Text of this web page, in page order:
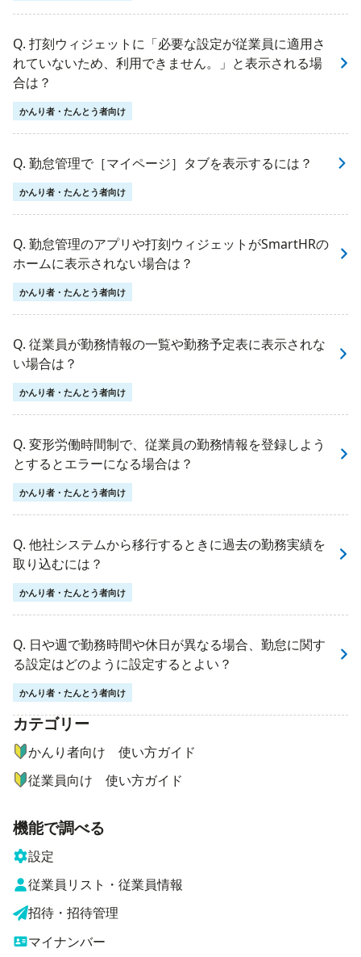
Q. 打刻ウィジェットに「必要な設定が従業員に適用さ
れていないため、利用できません。」と表示される場
合は？
かんり者・たんとう者向け
Q. 勤怠管理で［マイページ］タブを表示するには？
かんり者・たんとう者向け
Q. 勤怠管理のアプリや打刻ウィジェットがSmartHRの
ホームに表示されない場合は？
かんり者・たんとう者向け
Q. 従業員が勤務情報の一覧や勤務予定表に表示されな
い場合は？
かんり者・たんとう者向け
Q. 変形労働時間制で、従業員の勤務情報を登録しよう
とするとエラーになる場合は？
かんり者・たんとう者向け
Q. 他社システムから移行するときに過去の勤務実績を
取り込むには？
かんり者・たんとう者向け
Q. 日や週で勤務時間や休日が異なる場合、勤怠に関す
る設定はどのように設定するとよい？
かんり者・たんとう者向け
ナビゲーションメニュー
カテゴリー
かんり者向け 使い方ガイド
従業員向け 使い方ガイド
機能で調べる
設定
従業員リスト・従業員情報
招待・招待管理
マイナンバー